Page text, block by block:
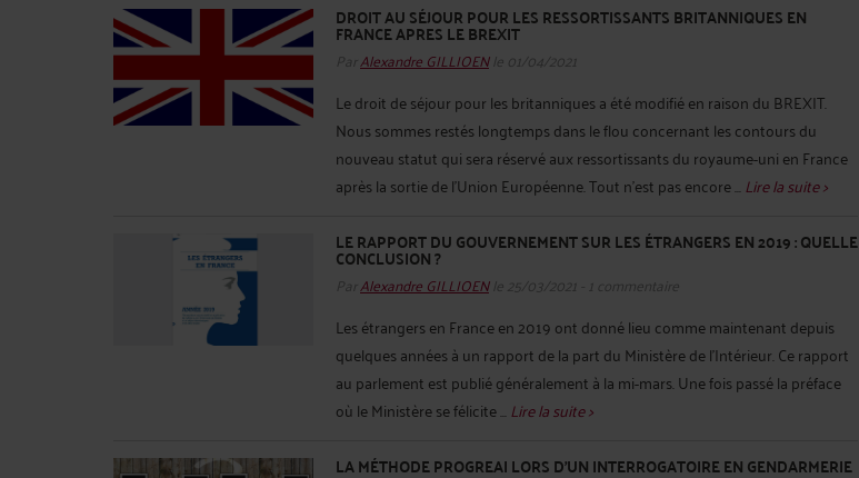
DROIT AU SÉJOUR POUR LES RESSORTISSANTS BRITANNIQUES EN
FRANCE APRES LE BREXIT
ParAlexandre GILLIOENle 01/04/2021
Le droit de séjour pour les britanniques a été modifié en raison du BREXIT.
Nous sommes restés longtemps dans le flou concernant les contours du
nouveau statut qui sera réservé aux ressortissants du royaume-uni en France
après la sortie de l’Union Européenne. Tout n’est pas encore ...Lire la suite >
LE RAPPORT DU GOUVERNEMENT SUR LES ÉTRANGERS EN 2019 : QUELLE
CONCLUSION ?
ParAlexandre GILLIOENle 25/03/2021 - 1 commentaire
Les étrangers en France en 2019 ont donné lieu comme maintenant depuis
quelques années à un rapport de la part du Ministère de l’Intérieur. Ce rapport
au parlement est publié généralement à la mi-mars. Une fois passé la préface
où le Ministère se félicite ...Lire la suite >
LA MÉTHODE PROGREAI LORS D'UN INTERROGATOIRE EN GENDARMERIE